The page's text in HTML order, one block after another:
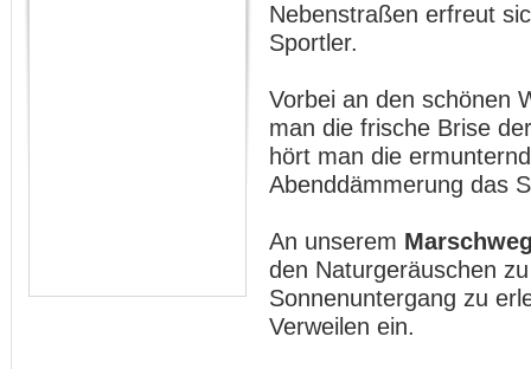
Nebenstraßen erfreut
Sportler.
Vorbei an den schönen
man die frische Brise
hört man die
Abenddämmerung das
An unserem
den Naturgeräuschen
Sonnenuntergang zu
Verweilen ein.